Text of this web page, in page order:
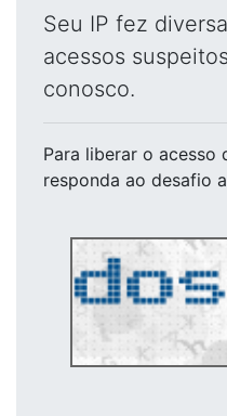
Seu IP fez
acessos
conosco.
Para liberar o acesso
responda ao desafio